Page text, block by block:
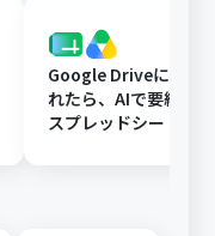
Google Driveに文書
れたら、AIで要約し
スプレッドシートの